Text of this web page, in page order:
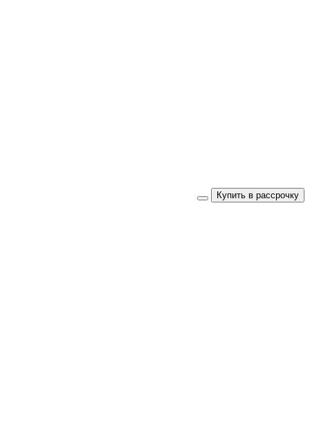
Купить в рассрочку